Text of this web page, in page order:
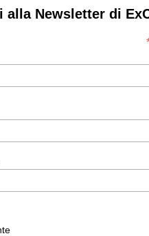
alla Newsletter di